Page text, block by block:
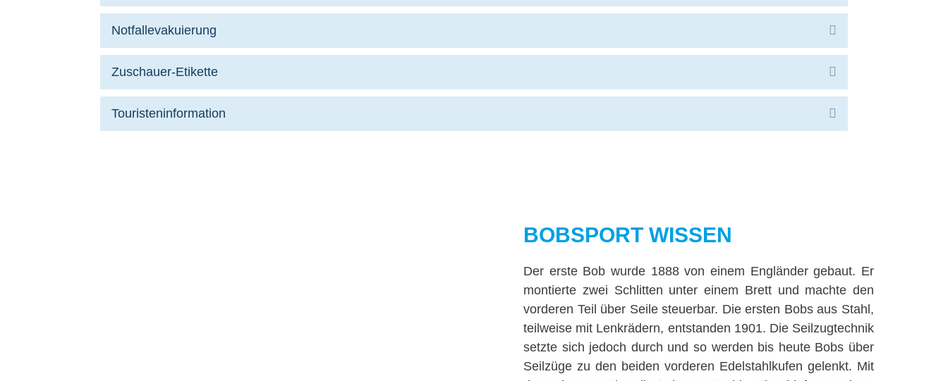
a
x
a
Notfallevakuierung
x
a
Zuschauer-Etikette
x
a
Touristeninformation
x
BOBSPORT WISSEN
Der erste Bob wurde 1888 von einem Engländer gebaut. Er
montierte zwei Schlitten unter einem Brett und machte den
vorderen Teil über Seile steuerbar. Die ersten Bobs aus Stahl,
teilweise mit Lenkrädern, entstanden 1901. Die Seilzugtechnik
setzte sich jedoch durch und so werden bis heute Bobs über
Seilzüge zu den beiden vorderen Edelstahlkufen gelenkt. Mit